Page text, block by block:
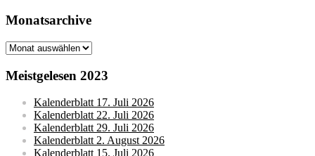
Monatsarchive
Monatsarchive
Meistgelesen 2023
Kalenderblatt 17. Juli 2026
Kalenderblatt 22. Juli 2026
Kalenderblatt 29. Juli 2026
Kalenderblatt 2. August 2026
Kalenderblatt 15. Juli 2026